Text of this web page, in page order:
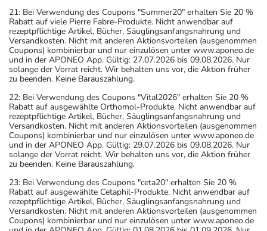
21: Bei Verwendung des Coupons "Summer20" erhalten Sie 20 %
Rabatt auf viele Pierre Fabre-Produkte. Nicht anwendbar auf
rezeptpflichtige Artikel, Bücher, Säuglingsanfangsnahrung und
Versandkosten. Nicht mit anderen Aktionsvorteilen (ausgenommen
Coupons) kombinierbar und nur einzulösen unter www.aponeo.de
und in der APONEO App. Gültig: 27.07.2026 bis 09.08.2026. Nur
solange der Vorrat reicht. Wir behalten uns vor, die Aktion früher
zu beenden. Keine Barauszahlung.
22: Bei Verwendung des Coupons "Vital2026" erhalten Sie 20 %
Rabatt auf ausgewählte Orthomol-Produkte. Nicht anwendbar auf
rezeptpflichtige Artikel, Bücher, Säuglingsanfangsnahrung und
Versandkosten. Nicht mit anderen Aktionsvorteilen (ausgenommen
Coupons) kombinierbar und nur einzulösen unter www.aponeo.de
und in der APONEO App. Gültig: 29.07.2026 bis 09.08.2026. Nur
solange der Vorrat reicht. Wir behalten uns vor, die Aktion früher
zu beenden. Keine Barauszahlung.
23: Bei Verwendung des Coupons "ceta20" erhalten Sie 20 %
Rabatt auf ausgewählte Cetaphil-Produkte. Nicht anwendbar auf
rezeptpflichtige Artikel, Bücher, Säuglingsanfangsnahrung und
Versandkosten. Nicht mit anderen Aktionsvorteilen (ausgenommen
Coupons) kombinierbar und nur einzulösen unter www.aponeo.de